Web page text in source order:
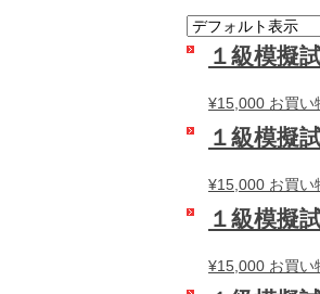
１級模擬
¥15,000 お買い
１級模擬
¥15,000 お買い
１級模擬
¥15,000 お買い